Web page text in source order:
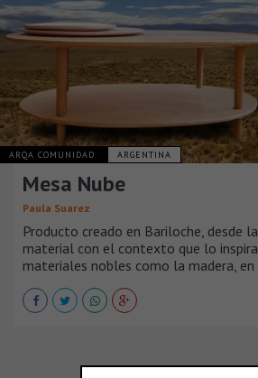
ARQA COMUNIDAD ARGENTINA
Mesa Nube
Paula Suarez
Producto creado en Bariloche, desde
material con el contexto que lo
materiales nobles como la madera, en